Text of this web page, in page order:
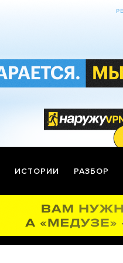
ИСТОРИИ РАЗБОР